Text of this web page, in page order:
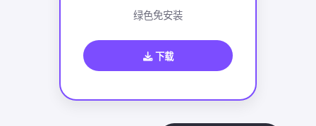
绿色免安装
下载